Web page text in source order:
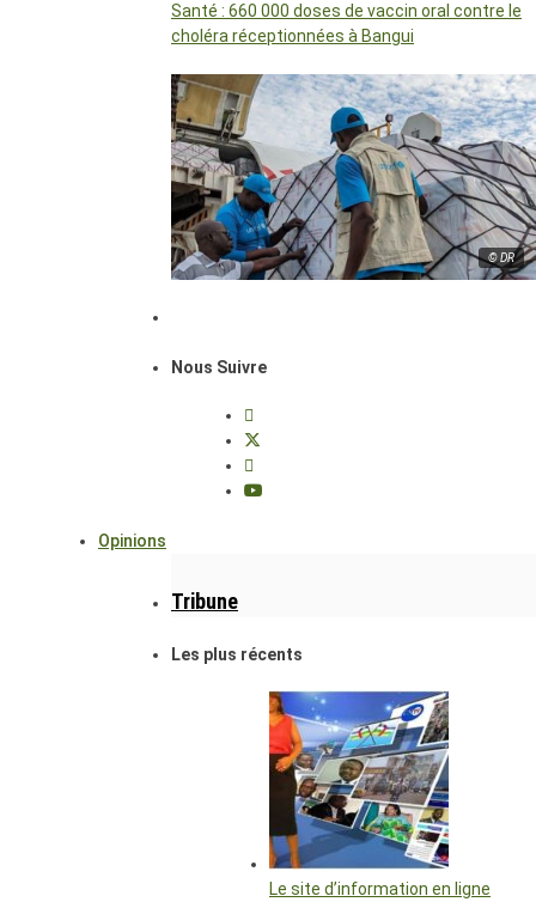
Santé : 660 000 doses de vaccin oral contre le
choléra réceptionnées à Bangui
© DR
Nous Suivre
Opinions
Tribune
Les plus récents
Le site d’information en ligne